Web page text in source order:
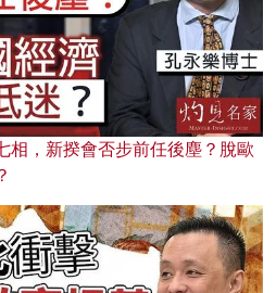
相，新揆會否步前任後塵？脫歐